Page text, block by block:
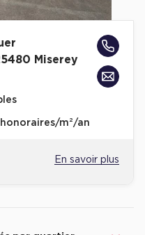
Miserey
m²/an
En savoir plus